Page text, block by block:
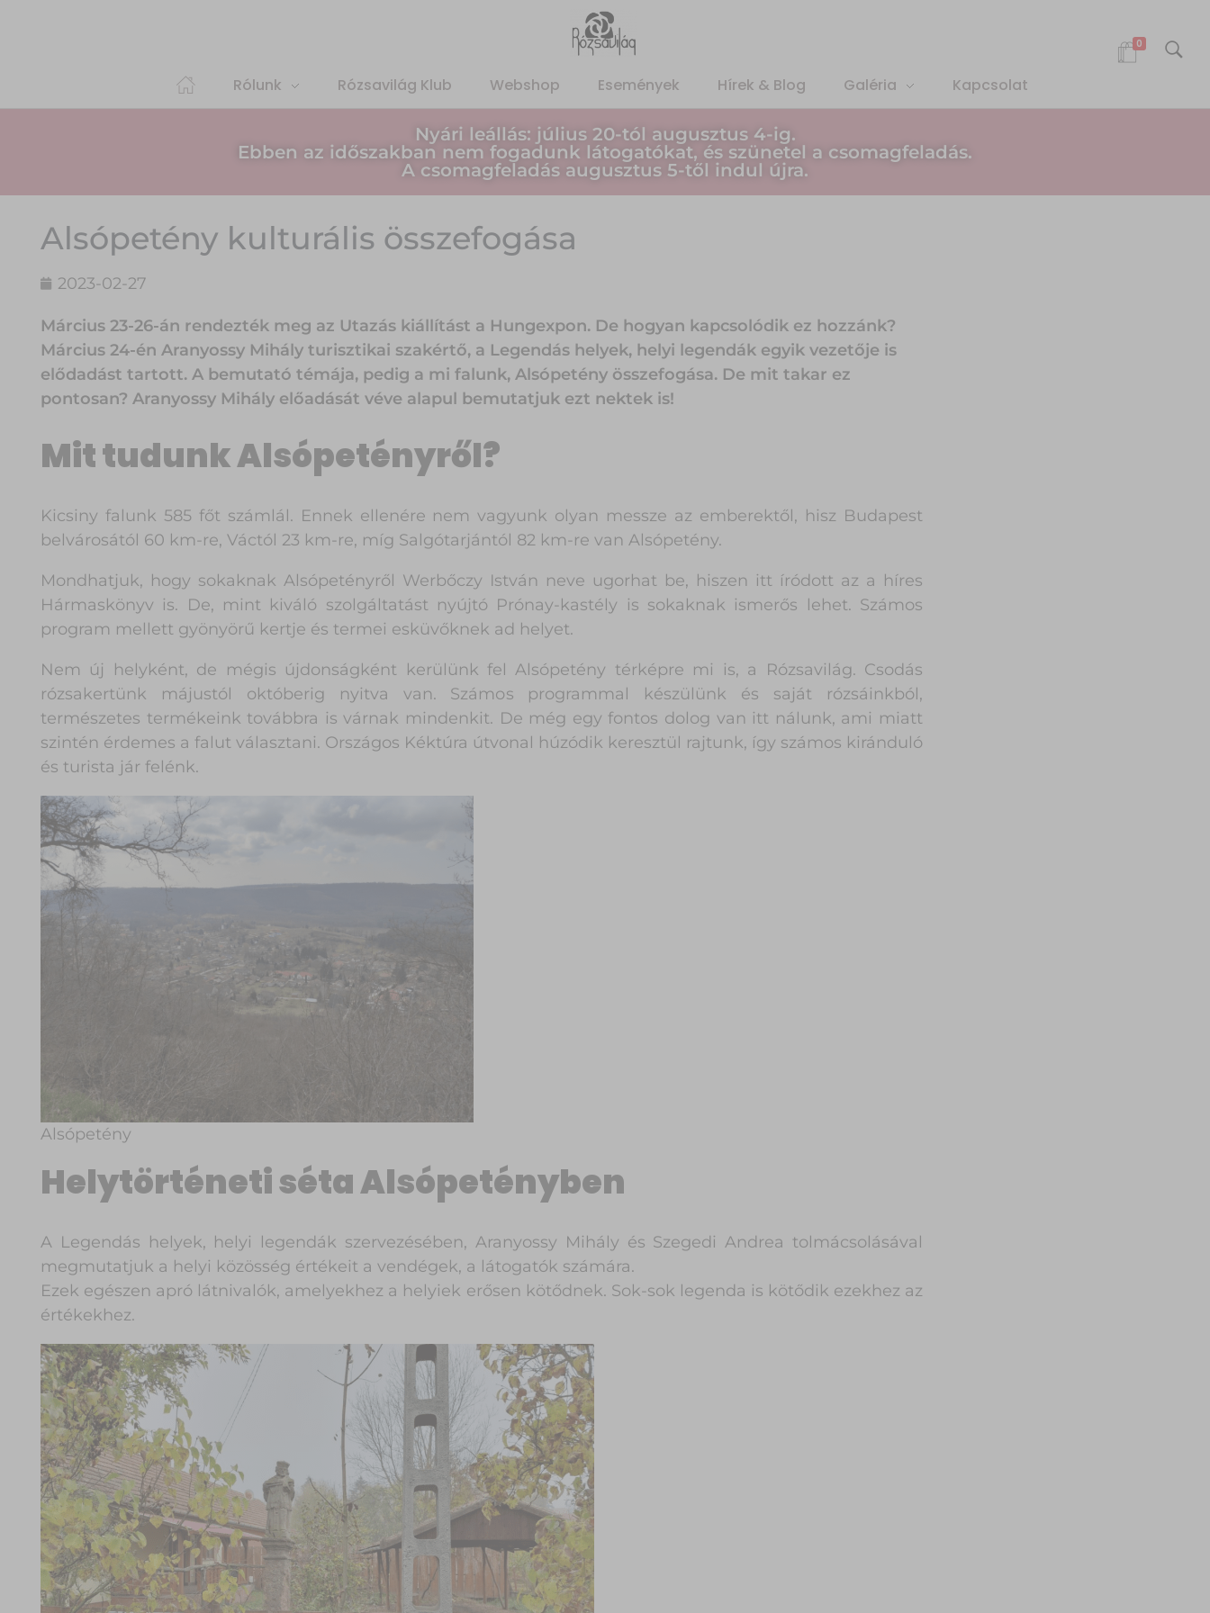
Rólunk Rózsavilág Klub Webshop Események Hírek & Blog Galéria Kapcsolat
0
Nyári leállás: július 20-tól augusztus 4-ig.
Ebben az időszakban nem fogadunk látogatókat, és szünetel a csomagfeladás.
A csomagfeladás augusztus 5-től indul újra.
Alsópetény kulturális összefogása
2023-02-27
Március 23-26-án rendezték meg az Utazás kiállítást a Hungexpon. De hogyan kapcsolódik ez hozzánk?
Március 24-én Aranyossy Mihály turisztikai szakértő, a Legendás helyek, helyi legendák egyik vezetője is
elődadást tartott. A bemutató témája, pedig a mi falunk, Alsópetény összefogása. De mit takar ez
pontosan? Aranyossy Mihály előadását véve alapul bemutatjuk ezt nektek is!
Mit tudunk Alsópetényről?
Kicsiny falunk 585 főt számlál. Ennek ellenére nem vagyunk olyan messze az emberektől, hisz Budapest
belvárosától 60 km-re, Váctól 23 km-re, míg Salgótarjántól 82 km-re van Alsópetény.
Mondhatjuk, hogy sokaknak Alsópetényről Werbőczy István neve ugorhat be, hiszen itt íródott az a híres
Hármaskönyv is. De, mint kiváló szolgáltatást nyújtó Prónay-kastély is sokaknak ismerős lehet. Számos
program mellett gyönyörű kertje és termei esküvőknek ad helyet.
Nem új helyként, de mégis újdonságként kerülünk fel Alsópetény térképre mi is, a Rózsavilág. Csodás
rózsakertünk májustól októberig nyitva van. Számos programmal készülünk és saját rózsáinkból,
természetes termékeink továbbra is várnak mindenkit. De még egy fontos dolog van itt nálunk, ami miatt
szintén érdemes a falut választani. Országos Kéktúra útvonal húzódik keresztül rajtunk, így számos kiránduló
és turista jár felénk.
Alsópetény
Helytörténeti séta Alsópetényben
A Legendás helyek, helyi legendák szervezésében, Aranyossy Mihály és Szegedi Andrea tolmácsolásával
megmutatjuk a helyi közösség értékeit a vendégek, a látogatók számára.
Ezek egészen apró látnivalók, amelyekhez a helyiek erősen kötődnek. Sok-sok legenda is kötődik ezekhez az
értékekhez.